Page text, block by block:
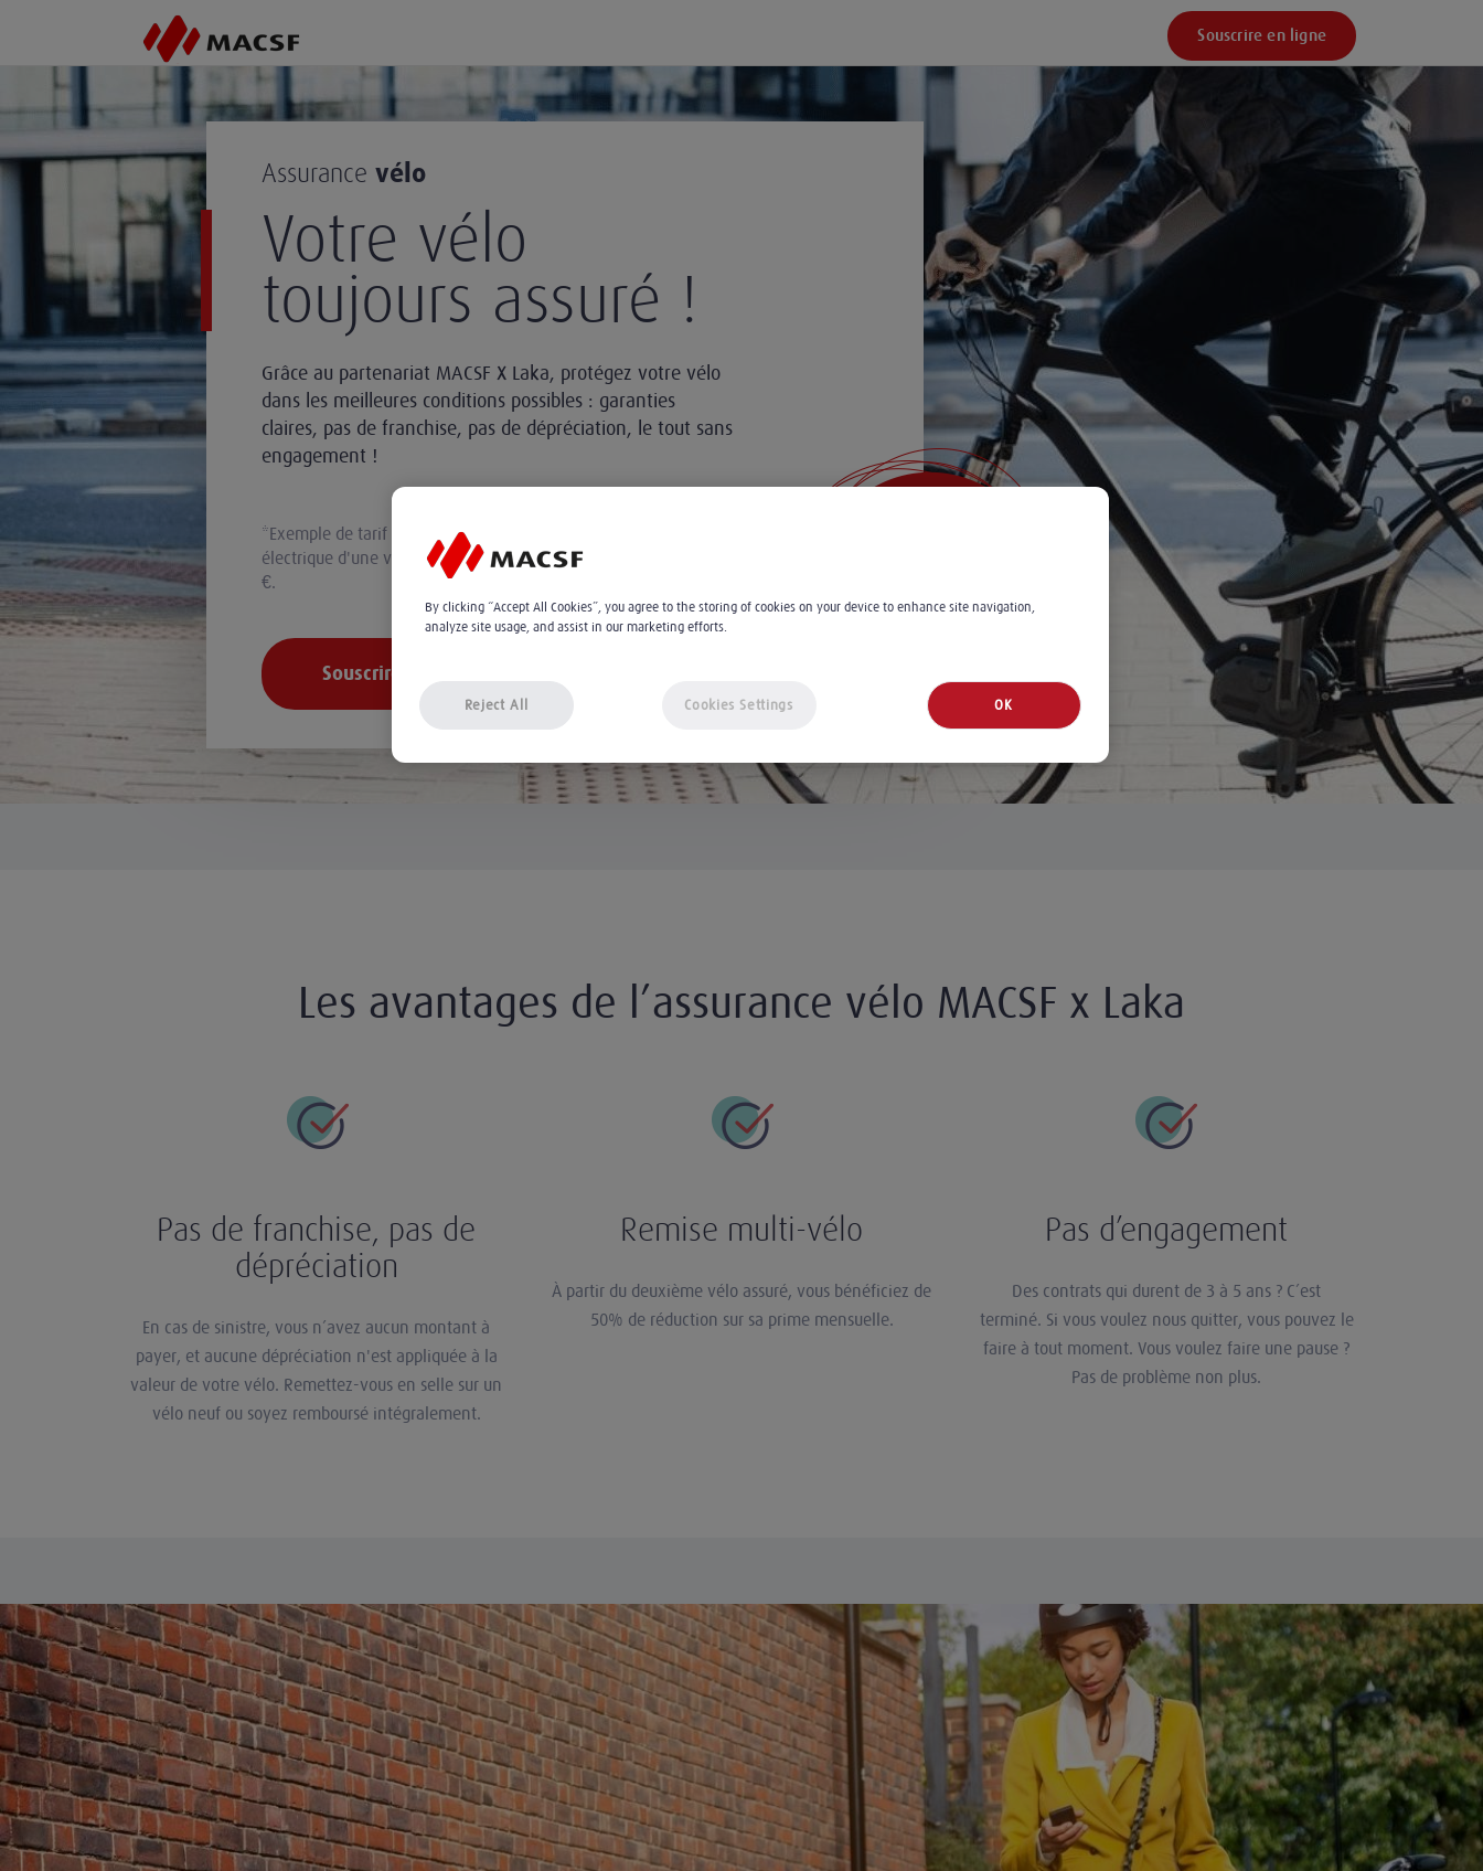
Souscrire en ligne
Assurance vélo
Votre vélo
toujours assuré !
Grâce au partenariat MACSF X Laka, protégez votre vélo
dans les meilleures conditions possibles : garanties
claires, pas de franchise, pas de dépréciation, le tout sans
engagement !
*Exemple de tarif mensuel TTC pour un vélo à assistance
électrique d'une valeur de 1 500 € comprenant un antivol de 100
€.
Souscrire en ligne
Les avantages de l’assurance vélo MACSF x Laka
Pas de franchise, pas de
dépréciation
En cas de sinistre, vous n’avez aucun montant à
payer, et aucune dépréciation n'est appliquée à la
valeur de votre vélo. Remettez-vous en selle sur un
vélo neuf ou soyez remboursé intégralement.
Remise multi-vélo
À partir du deuxième vélo assuré, vous bénéficiez de
50% de réduction sur sa prime mensuelle.
Pas d’engagement
Des contrats qui durent de 3 à 5 ans ? C’est
terminé. Si vous voulez nous quitter, vous pouvez le
faire à tout moment. Vous voulez faire une pause ?
Pas de problème non plus.
By clicking “Accept All Cookies”, you agree to the storing of cookies on your device to enhance site navigation,
analyze site usage, and assist in our marketing efforts.
Reject All OK
Cookies Settings